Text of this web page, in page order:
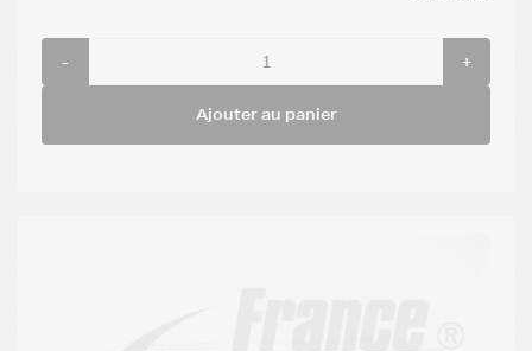
- +
Ajouter au panier